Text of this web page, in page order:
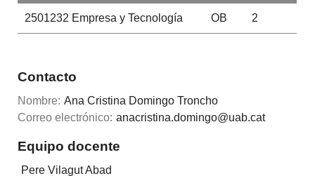
2501232 Empresa y Tecnología OB 2
Contacto
Nombre: Ana Cristina Domingo Troncho
Correo electrónico: anacristina.domingo@uab.cat
Equipo docente
Pere Vilagut Abad